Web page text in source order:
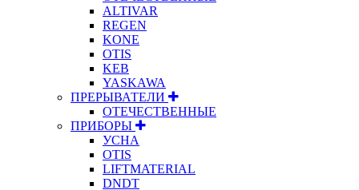
ALTIVAR
REGEN
KONE
OTIS
KEB
YASKAWA
ПРЕРЫВАТЕЛИ
ОТЕЧЕСТВЕННЫЕ
ПРИБОРЫ
УСНА
OTIS
LIFTMATERIAL
DNDT